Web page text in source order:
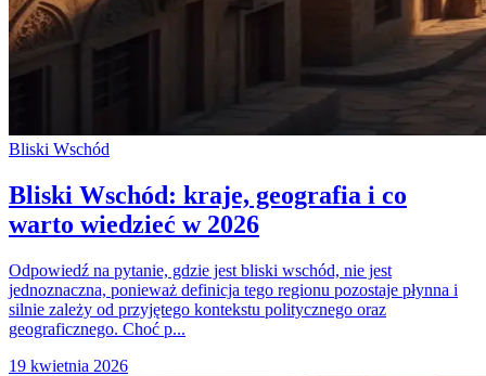
Bliski Wschód
Bliski Wschód: kraje, geografia i co
warto wiedzieć w 2026
Odpowiedź na pytanie, gdzie jest bliski wschód, nie jest
jednoznaczna, ponieważ definicja tego regionu pozostaje płynna i
silnie zależy od przyjętego kontekstu politycznego oraz
geograficznego. Choć p...
19 kwietnia 2026